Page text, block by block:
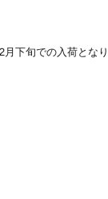
下旬での入荷とな